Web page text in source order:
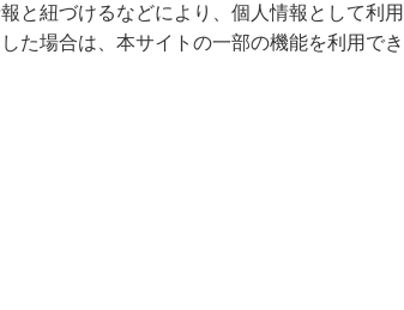
と紐づけるなどにより、個人情報として利
た場合は、本サイトの一部の機能を利用で